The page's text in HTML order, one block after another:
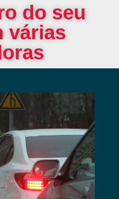
do seu
várias